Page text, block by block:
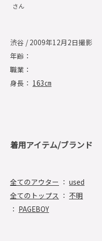
さん
渋谷 / 2009年12月2日撮影
年齢：
職業：
身長： 163㎝
着用アイテム/ブランド
全てのアウター ： used
全てのトップス ： 不明
： PAGEBOY